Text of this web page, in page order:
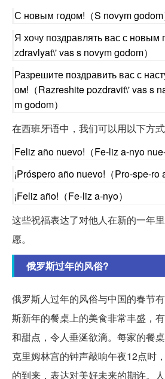
С новым годом!（S novym godom
Я хочу поздравлять вас с новым
zdravlyat\' vas s novym godom）
Разрешите поздравить вас с
ом!（Razreshite pozdravit\' vas s
m godom）
在西班牙语中，我们可以用以下方式
Feliz año nuevo!（Fe-liz a-nyo nue-
¡Próspero año nuevo!（Pro-spe-ro
¡Feliz año!（Fe-liz a-nyo）
这些祝福表达了对他人在新的一年
愿。
俄罗斯过年的风俗?
俄罗斯人过年的风俗与中国的春节
斯新年的餐桌上的美食非常丰盛，
和甜点，令人垂涎欲滴。每家的餐
克里姆林宫的钟声敲响午夜12点时
的到来，表达对美好未来的期许。